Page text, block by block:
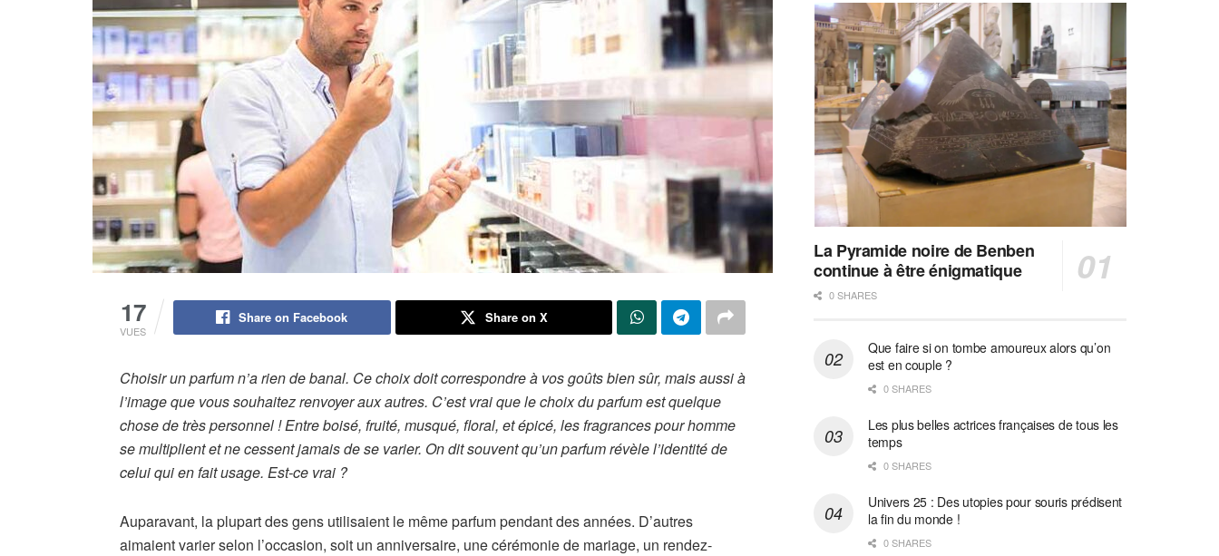
17
VUES
Share on Facebook Share on X
Choisir un parfum n’a rien de banal. Ce choix doit correspondre à vos goûts bien sûr, mais aussi à
l’image que vous souhaitez renvoyer aux autres. C’est vrai que le choix du parfum est quelque
chose de très personnel !Entre boisé, fruité, musqué, floral, et épicé, les fragrances pour homme
se multiplient et ne cessent jamais de se varier. On dit souvent qu’un parfum révèle l’identité de
celui qui en fait usage. Est-ce vrai ?
Auparavant, la plupart des gens utilisaient le même parfum pendant des années. D’autres
aimaient varier selon l’occasion, soit un anniversaire, une cérémonie de mariage, un rendez-
La Pyramide noire de Benben
continue à être énigmatique
0 SHARES
Que faire si on tombe amoureux alors qu’on
est en couple ?
0 SHARES
Les plus belles actrices françaises de tous les
temps
0 SHARES
Univers 25 : Des utopies pour souris prédisent
la fin du monde !
0 SHARES